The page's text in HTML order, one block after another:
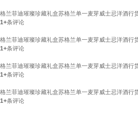
格兰菲迪璀璨珍藏礼盒苏格兰单一麦芽威士忌洋酒行
1+条评论
格兰菲迪璀璨珍藏礼盒苏格兰单一麦芽威士忌洋酒行
1+条评论
格兰菲迪璀璨珍藏礼盒苏格兰单一麦芽威士忌洋酒行
1+条评论
格兰菲迪璀璨珍藏礼盒苏格兰单一麦芽威士忌洋酒行
1+条评论